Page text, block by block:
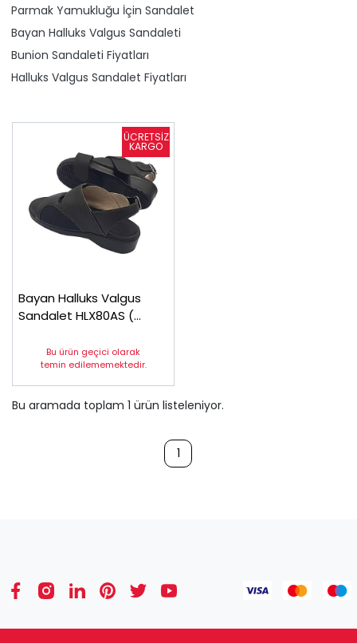
Parmak Yamukluğu İçin Sandalet
Bayan Halluks Valgus Sandaleti
Bunion Sandaleti Fiyatları
Halluks Valgus Sandalet Fiyatları
Bayan Halluks Valgus
Sandalet HLX80AS (
Bu ürün geçici olarak
temin edilememektedir.
Bu aramada toplam 1 ürün listeleniyor.
1